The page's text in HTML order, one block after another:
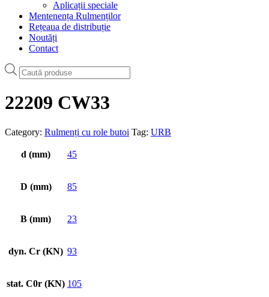
Aplicații speciale
Mentenența Rulmenților
Rețeaua de distribuție
Noutăți
Contact
Products
search
22209 CW33
Category: Rulmenți cu role butoi Tag: URB
d (mm) 45
D (mm) 85
B (mm) 23
dyn. Cr (KN) 93
stat. C0r (KN) 105